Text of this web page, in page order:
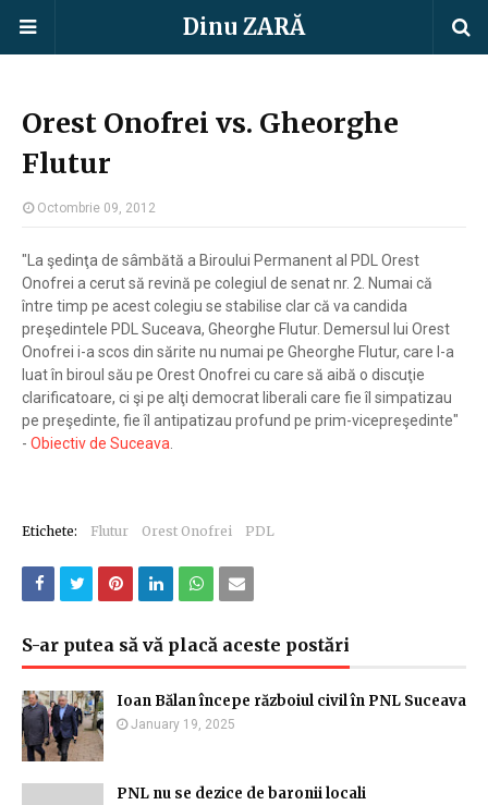
Dinu ZARĂ
Orest Onofrei vs. Gheorghe
Flutur
Octombrie 09, 2012
"La şedinţa de sâmbătă a Biroului Permanent al PDL Orest
Onofrei a cerut să revină pe colegiul de senat nr. 2. Numai că
între timp pe acest colegiu se stabilise clar că va candida
preşedintele PDL Suceava, Gheorghe Flutur. Demersul lui Orest
Onofrei i-a scos din sărite nu numai pe Gheorghe Flutur, care l-a
luat în biroul său pe Orest Onofrei cu care să aibă o discuţie
clarificatoare, ci şi pe alţi democrat liberali care fie îl simpatizau
pe preşedinte, fie îl antipatizau profund pe prim-vicepreşedinte"
- Obiectiv de Suceava
Etichete: Flutur Orest Onofrei PDL
S-ar putea să vă placă aceste postări
Ioan Bălan începe războiul civil în PNL Suceava
January 19, 2025
PNL nu se dezice de baronii locali